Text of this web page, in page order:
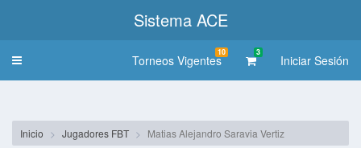
Sistema ACE
Toggle
Torneos Vigentes
10 3
Iniciar Sesión
Inicio Jugadores FBT Matias Alejandro Saravia Vertiz